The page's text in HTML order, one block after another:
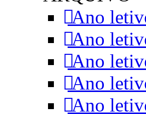
Ano
Ano
Ano
Ano
Ano